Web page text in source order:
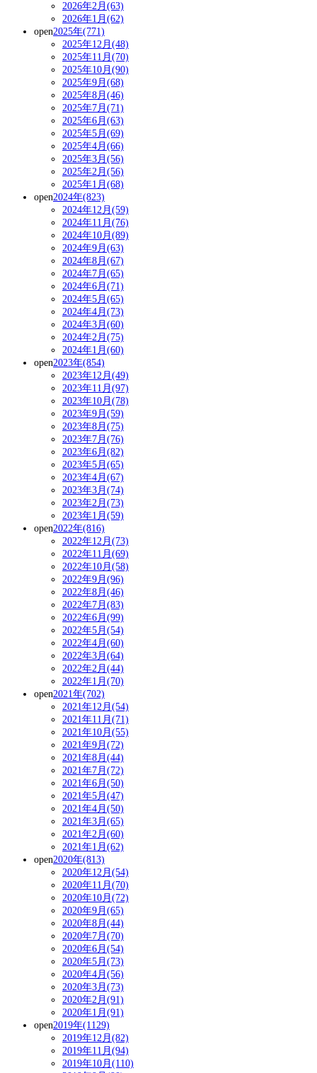
2026年2月(63)
2026年1月(62)
open2025年(771)
2025年12月(48)
2025年11月(70)
2025年10月(90)
2025年9月(68)
2025年8月(46)
2025年7月(71)
2025年6月(63)
2025年5月(69)
2025年4月(66)
2025年3月(56)
2025年2月(56)
2025年1月(68)
open2024年(823)
2024年12月(59)
2024年11月(76)
2024年10月(89)
2024年9月(63)
2024年8月(67)
2024年7月(65)
2024年6月(71)
2024年5月(65)
2024年4月(73)
2024年3月(60)
2024年2月(75)
2024年1月(60)
open2023年(854)
2023年12月(49)
2023年11月(97)
2023年10月(78)
2023年9月(59)
2023年8月(75)
2023年7月(76)
2023年6月(82)
2023年5月(65)
2023年4月(67)
2023年3月(74)
2023年2月(73)
2023年1月(59)
open2022年(816)
2022年12月(73)
2022年11月(69)
2022年10月(58)
2022年9月(96)
2022年8月(46)
2022年7月(83)
2022年6月(99)
2022年5月(54)
2022年4月(60)
2022年3月(64)
2022年2月(44)
2022年1月(70)
open2021年(702)
2021年12月(54)
2021年11月(71)
2021年10月(55)
2021年9月(72)
2021年8月(44)
2021年7月(72)
2021年6月(50)
2021年5月(47)
2021年4月(50)
2021年3月(65)
2021年2月(60)
2021年1月(62)
open2020年(813)
2020年12月(54)
2020年11月(70)
2020年10月(72)
2020年9月(65)
2020年8月(44)
2020年7月(70)
2020年6月(54)
2020年5月(73)
2020年4月(56)
2020年3月(73)
2020年2月(91)
2020年1月(91)
open2019年(1129)
2019年12月(82)
2019年11月(94)
2019年10月(110)